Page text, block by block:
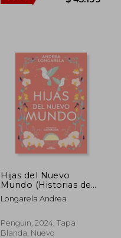
Hijas del Nuevo
Mundo (Historias de
Cathalian 3)
Longarela Andrea
Penguin, 2024, Tapa
Blanda, Nuevo